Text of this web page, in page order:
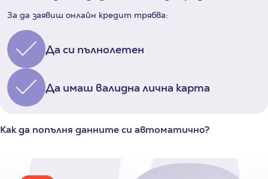
За да заявиш онлайн кредит трябва:
Да си пълнолетен
Да имаш валидна лична карта
Как да попълня данните си автоматично?